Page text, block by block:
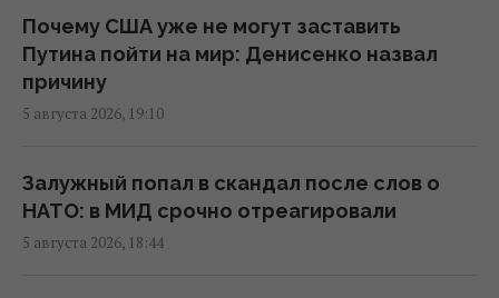
погрузился в блэкаут
14:27 четверг, 06 августа 2026
В Днепропетровской области люди уже
отреагировал
13:28 четверг, 06 августа 2026
Почему США уже не могут заставить
Путина пойти на мир: Денисенко назвал
причину
5 августа 2026, 19:10
Залужный попал в скандал после слов о
НАТО: в МИД срочно отреагировали
5 августа 2026, 18:44